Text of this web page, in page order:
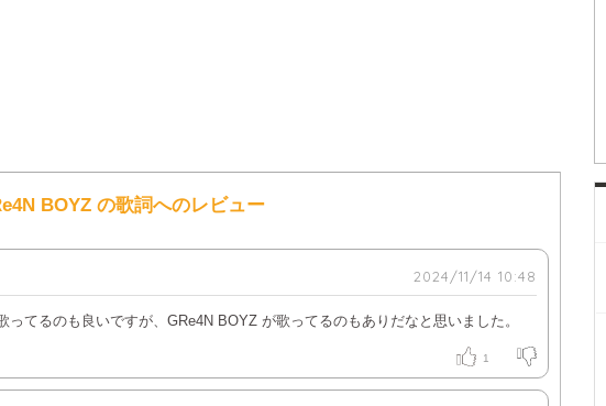
BOYZ の歌詞へのレビュー
2024/11/14 10:48
ってるのも良いですが、GRe4N BOYZ が歌ってるのもありだなと思いました。
1